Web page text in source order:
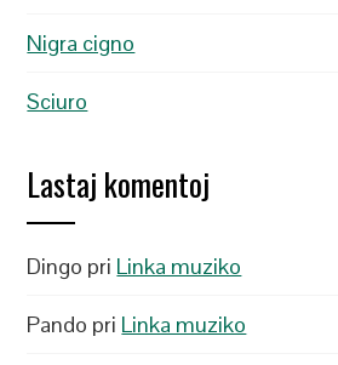
Nigra cigno
Sciuro
Lastaj komentoj
Dingo pri Linka muziko
Pando pri Linka muziko